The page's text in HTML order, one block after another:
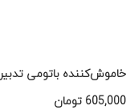
خاموش‌کننده باتومی تدبیر50 ثانیه
605,000 تومان